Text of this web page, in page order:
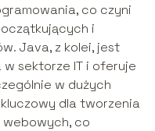
co czyni
i
Java, z kolei, jest
sektorze IT i oferuje
w dużych
dla tworzenia
co